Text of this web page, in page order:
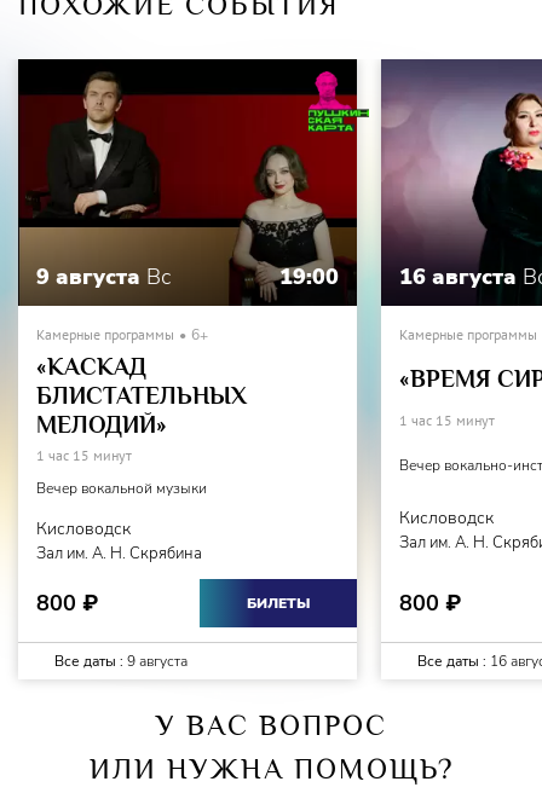
9 августа Вс 19:00
Камерные программы 6+
«КАСКАД
БЛИСТАТЕЛЬНЫХ
МЕЛОДИЙ»
1 час 15 минут
Вечер вокальной музыки
Кисловодск
Зал им. А. Н. Скрябина
800 ₽ БИЛЕТЫ
Все даты : 9 августа
16 августа
Камерные программы
«ВРЕМЯ
1 час 15 минут
Вечер вокально-
Кисловодск
Зал им. А. Н.
800 ₽
Все даты : 16
У ВАС ВОПРОС
ИЛИ НУЖНА ПОМОЩЬ?